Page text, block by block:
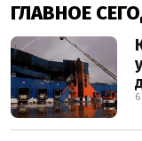
ГЛАВНОЕ